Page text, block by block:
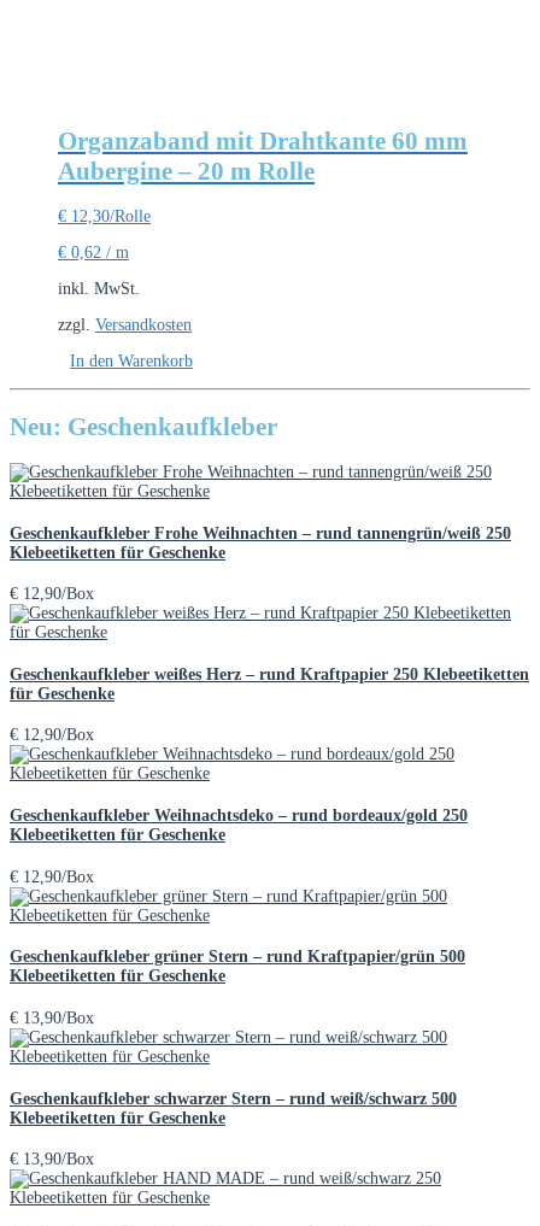
Organzaband mit Drahtkante 60 mm
Aubergine – 20 m Rolle
€ 12,30/Rolle
€ 0,62 / m
inkl. MwSt.
zzgl. Versandkosten
In den Warenkorb
Neu: Geschenkaufkleber
Geschenkaufkleber Frohe Weihnachten – rund tannengrün/weiß 250
Klebeetiketten für Geschenke
€ 12,90/Box
Geschenkaufkleber weißes Herz – rund Kraftpapier 250 Klebeetiketten
für Geschenke
€ 12,90/Box
Geschenkaufkleber Weihnachtsdeko – rund bordeaux/gold 250
Klebeetiketten für Geschenke
€ 12,90/Box
Geschenkaufkleber grüner Stern – rund Kraftpapier/grün 500
Klebeetiketten für Geschenke
€ 13,90/Box
Geschenkaufkleber schwarzer Stern – rund weiß/schwarz 500
Klebeetiketten für Geschenke
€ 13,90/Box